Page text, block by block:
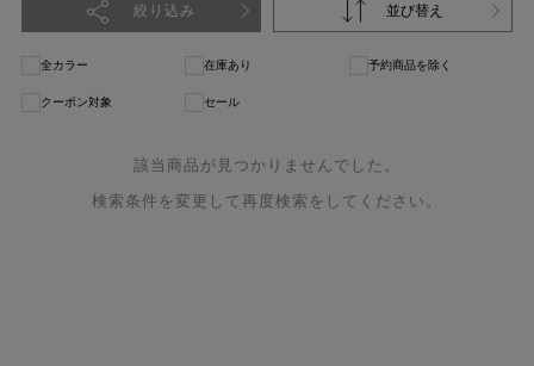
絞り込み 並び替え
全カラー 在庫あり 予約商品を除く
クーポン対象 セール
該当商品が見つかりませんでした。
検索条件を変更して再度検索をしてください。